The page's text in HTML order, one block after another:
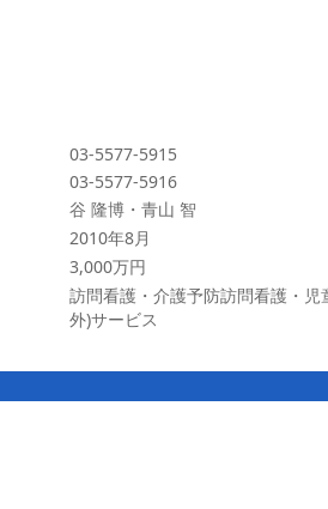
03-5577-5915
03-5577-5916
谷 隆博・青山 智
2010年8月
3,000万円
訪問看護・介護予防訪問看護・
外)サービス